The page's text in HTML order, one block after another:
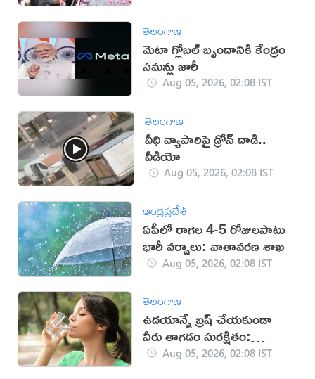
తెలంగాణ
మెటా గ్లోబల్ బృందానికి కేంద్రం
సమన్లు జారీ
Aug 05, 2026, 02:08 IST
తెలంగాణ
వీధి వ్యాపారిపై డ్రోన్ దాడి..
వీడియో
Aug 05, 2026, 02:08 IST
ఆంధ్రప్రదేశ్
ఏపీలో రాగల 4-5 రోజులపాటు
భారీ వర్షాలు: వాతావరణ శాఖ
Aug 05, 2026, 02:08 IST
తెలంగాణ
ఉదయాన్నే బ్రష్ చేయకుండా
నీరు తాగడం సురక్షితం:
నిపుణులు
Aug 05, 2026, 02:08 IST